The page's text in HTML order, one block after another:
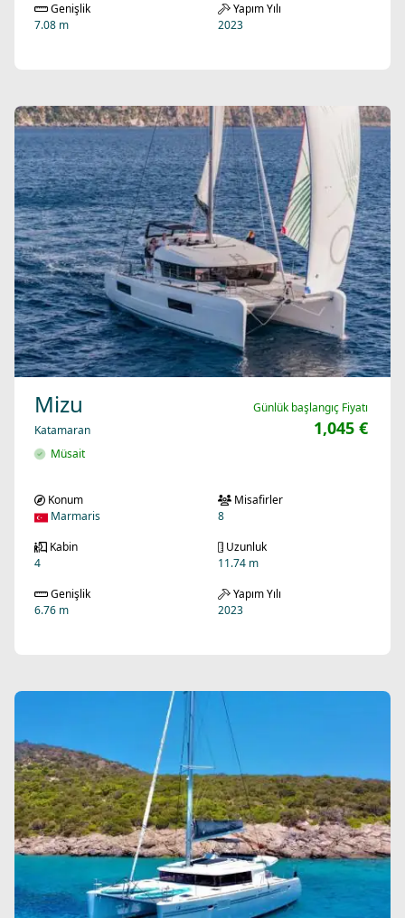
Genişlik
7.08 m
Yapım Yılı
2023
Mizu
Katamaran
Müsait
Günlük başlangıç Fiyatı
1,045 €
Konum
Marmaris
Misafirler
8
Kabin
4
Uzunluk
11.74 m
Genişlik
6.76 m
Yapım Yılı
2023